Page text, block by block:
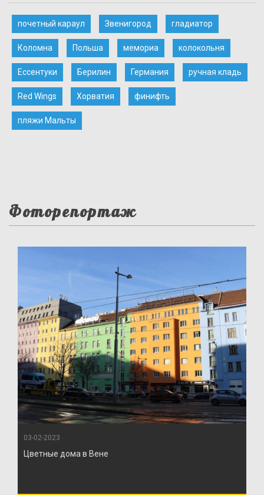
почетный караул Звенигород гладиатор
Коломна Польша мемориа колокольня
Ессентуки Берилин Германия ручная кладь
Red Wings Хорватия финифть
пляжи Мальты
Фоторепортаж
03-02-2023
Цветные дома в Вене